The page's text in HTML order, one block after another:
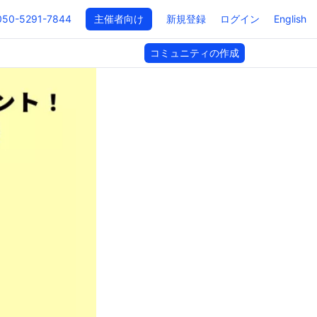
5291-7844 主催者向け 新規登録 ログイン English
コミュニティの作成